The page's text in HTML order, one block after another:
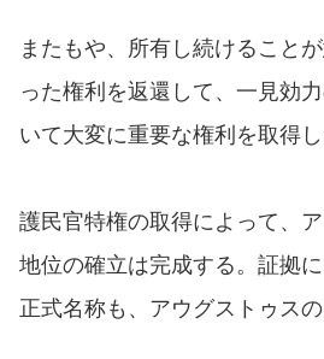
またもや、所有し続けること
った権利を返還して、一見効
いて大変に重要な権利を取得し
護民官特権の取得によって、
地位の確立は完成する。証拠
正式名称も、アウグストゥスの